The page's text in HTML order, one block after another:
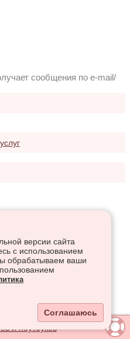
сообщения по e-mail/
версии сайта
с использованием
обрабатываем ваши
Соглашаюсь
и ноутбуков